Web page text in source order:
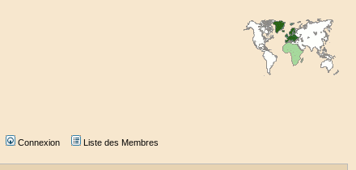
Connexion Liste des Membres